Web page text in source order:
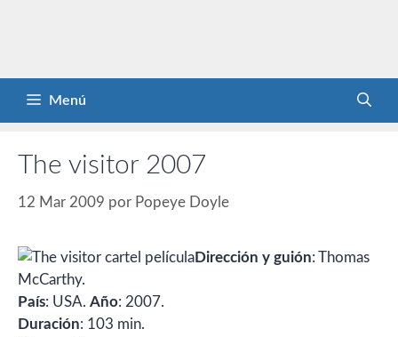
Menú
The visitor 2007
12 Mar 2009 por Popeye Doyle
Dirección y guión: Thomas
McCarthy.
País: USA. Año: 2007.
Duración: 103 min.